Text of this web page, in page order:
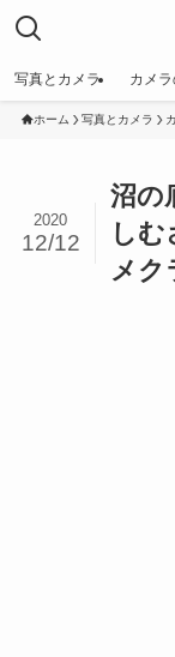
写真とカメラ カメ
ホーム 写真とカメラ
沼の
しむ
メク
2020
12/12